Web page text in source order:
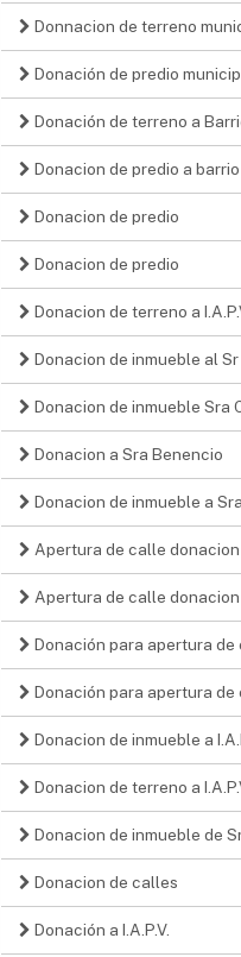
Donnacion de terreno
Donación de predio
Donación de terreno a
Donacion de predio a barrio
Donacion de predio
Donacion de predio
Donacion de terreno a
Donacion de inmueble al
Donacion de inmueble Sra
Donacion a Sra Benencio
Donacion de inmueble a
Apertura de calle
Apertura de calle
Donación para apertura de
Donación para apertura de
Donacion de inmueble a
Donacion de terreno a
Donacion de inmueble de
Donacion de calles
Donación a I.A.P.V.